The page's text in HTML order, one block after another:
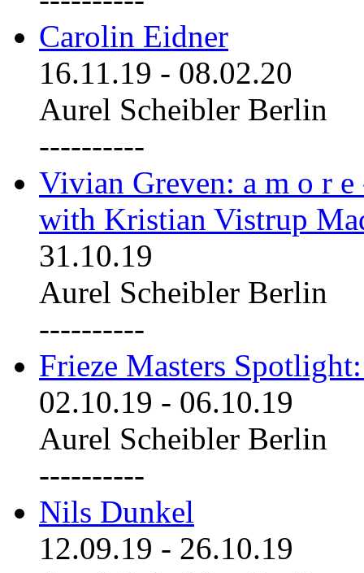
Carolin Eidner
16.11.19 - 08.02.20
Aurel Scheibler Berlin
----------
Vivian Greven: a m o r
with Kristian Vistrup
31.10.19
Aurel Scheibler Berlin
----------
Frieze Masters
02.10.19 - 06.10.19
Aurel Scheibler Berlin
----------
Nils Dunkel
12.09.19 - 26.10.19